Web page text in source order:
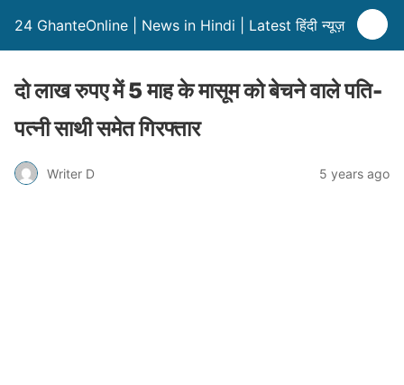
24 GhanteOnline | News in Hindi | Latest हिंदी न्यूज़
दो लाख रुपए में 5 माह के मासूम को बेचने वाले पति-
पत्नी साथी समेत गिरफ्तार
Writer D 5 years ago